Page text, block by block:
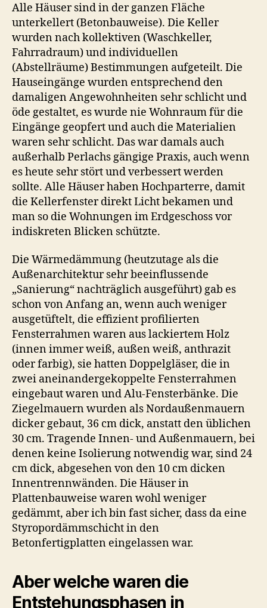
Alle Häuser sind in der ganzen Fläche
unterkellert (Betonbauweise). Die Keller
wurden nach kollektiven (Waschkeller,
Fahrradraum) und individuellen
(Abstellräume) Bestimmungen aufgeteilt. Die
Hauseingänge wurden entsprechend den
damaligen Angewohnheiten sehr schlicht und
öde gestaltet, es wurde nie Wohnraum für die
Eingänge geopfert und auch die Materialien
waren sehr schlicht. Das war damals auch
außerhalb Perlachs gängige Praxis, auch wenn
es heute sehr stört und verbessert werden
sollte. Alle Häuser haben Hochparterre, damit
die Kellerfenster direkt Licht bekamen und
man so die Wohnungen im Erdgeschoss vor
indiskreten Blicken schützte.
Die Wärmedämmung (heutzutage als die
Außenarchitektur sehr beeinflussende
„Sanierung“ nachträglich ausgeführt) gab es
schon von Anfang an, wenn auch weniger
ausgetüftelt, die effizient profilierten
Fensterrahmen waren aus lackiertem Holz
(innen immer weiß, außen weiß, anthrazit
oder farbig), sie hatten Doppelgläser, die in
zwei aneinandergekoppelte Fensterrahmen
eingebaut waren und Alu-Fensterbänke. Die
Ziegelmauern wurden als Nordaußenmauern
dicker gebaut, 36 cm dick, anstatt den üblichen
30 cm. Tragende Innen- und Außenmauern, bei
denen keine Isolierung notwendig war, sind 24
cm dick, abgesehen von den 10 cm dicken
Innentrennwänden. Die Häuser in
Plattenbauweise waren wohl weniger
gedämmt, aber ich bin fast sicher, dass da eine
Styropordämmschicht in den
Betonfertigplatten eingelassen war.
Aber welche waren die
Entstehungsphasen in